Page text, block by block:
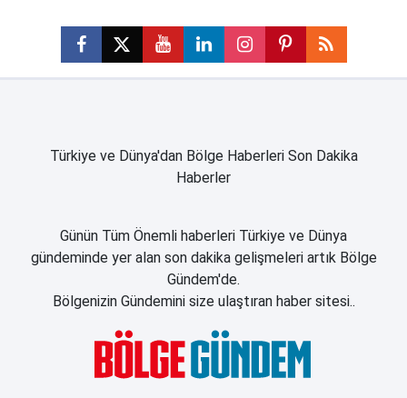
Türkiye ve Dünya'dan Bölge Haberleri Son Dakika
Haberler
Günün Tüm Önemli haberleri Türkiye ve Dünya
gündeminde yer alan son dakika gelişmeleri artık Bölge
Gündem'de.
Bölgenizin Gündemini size ulaştıran haber sitesi..